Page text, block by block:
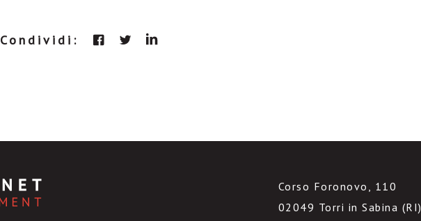
Condividi:
Corso Foronovo, 110
02049 Torri in Sabina (RI)